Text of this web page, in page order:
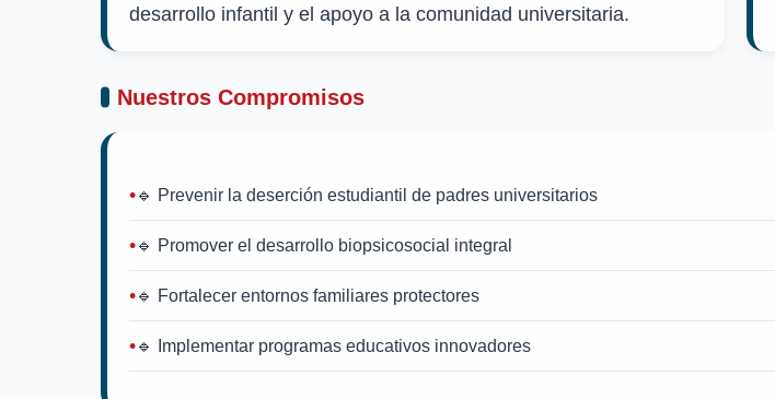
desarrollo infantil y el apoyo a la comunidad universitaria.
Nuestros Compromisos
🔹 Prevenir la deserción estudiantil de padres universitarios
🔹 Promover el desarrollo biopsicosocial integral
🔹 Fortalecer entornos familiares protectores
🔹 Implementar programas educativos innovadores